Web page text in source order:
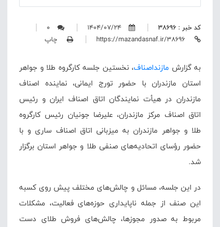
کد خبر : 38696 1404/07/24
0
چاپ
به گزارش مازنداصناف، نخستین جلسه کارگروه طلا و جواهر
استان مازندران با حضور تورج ایمانی، نماینده اصناف
مازندران در هیأت نمایندگان اتاق اصناف ایران و رئیس
اتاق اصناف مرکز مازندران، علیرضا جونیان رئیس کارگروه
طلا و جواهر مازندران به میزبانی اتاق اصناف ساری و با
حضور رؤسای اتحادیه‌های صنفی طلا و جواهر استان برگزار
شد.
در این جلسه، مسائل و چالش‌های مختلف پیش روی کسبه
این صنف از جمله ناپایداری حوزه‌های فعالیت، مشکلات
مربوط به صدور مجوزها، چالش‌های فروش طلای دست